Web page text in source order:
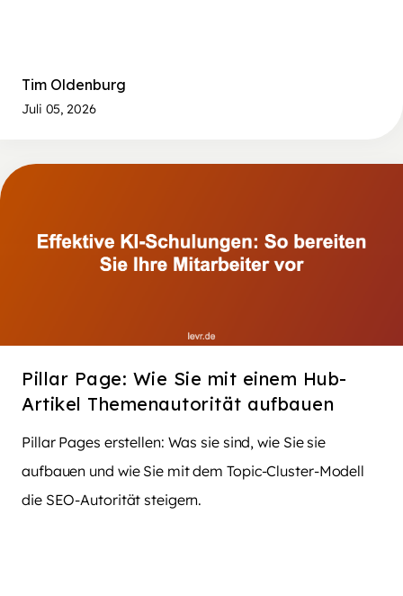
Tim Oldenburg
Juli 05, 2026
Pillar Page: Wie Sie mit einem Hub-
Artikel Themenautorität aufbauen
Pillar Pages erstellen: Was sie sind, wie Sie sie
aufbauen und wie Sie mit dem Topic-Cluster-Modell
die SEO-Autorität steigern.